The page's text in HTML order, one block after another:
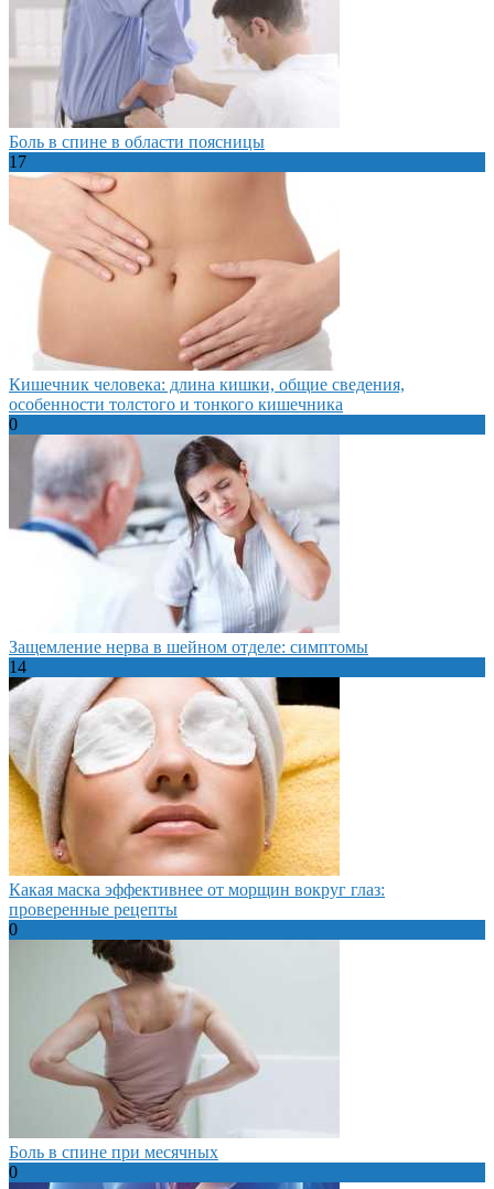
Боль в спине в области поясницы
17
Кишечник человека: длина кишки, общие сведения,
особенности толстого и тонкого кишечника
0
Защемление нерва в шейном отделе: симптомы
14
Какая маска эффективнее от морщин вокруг глаз:
проверенные рецепты
0
Боль в спине при месячных
0